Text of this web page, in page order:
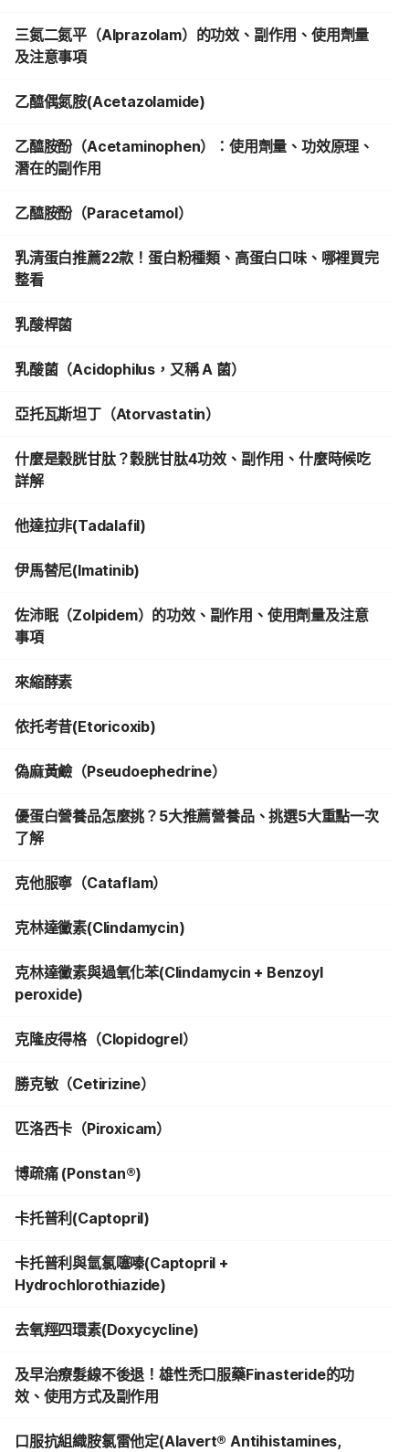
三氮二氮平（Alprazolam）的功效、副作用、使用劑量
及注意事項
乙醯偶氮胺(Acetazolamide)
乙醯胺酚（Acetaminophen）：使用劑量、功效原理、
潛在的副作用
乙醯胺酚（Paracetamol）
乳清蛋白推薦22款！蛋白粉種類、高蛋白口味、哪裡買完
整看
乳酸桿菌
乳酸菌（Acidophilus，又稱 A 菌）
亞托瓦斯坦丁（Atorvastatin）
什麼是穀胱甘肽？穀胱甘肽4功效、副作用、什麼時候吃
詳解
他達拉非(Tadalafil)
伊馬替尼(Imatinib)
佐沛眠（Zolpidem）的功效、副作用、使用劑量及注意
事項
來縮酵素
依托考昔(Etoricoxib)
偽麻黃鹼（Pseudoephedrine）
優蛋白營養品怎麼挑？5大推薦營養品、挑選5大重點一次
了解
克他服寧（Cataflam）
克林達黴素(Clindamycin)
克林達黴素與過氧化苯(Clindamycin + Benzoyl
peroxide)
克隆皮得格（Clopidogrel）
勝克敏（Cetirizine）
匹洛西卡（Piroxicam）
博疏痛 (Ponstan®)
卡托普利(Captopril)
卡托普利與氫氯噻嗪(Captopril +
Hydrochlorothiazide)
去氧羥四環素(Doxycycline)
及早治療髮線不後退！雄性禿口服藥Finasteride的功
效、使用方式及副作用
口服抗組織胺氯雷他定(Alavert® Antihistamines,